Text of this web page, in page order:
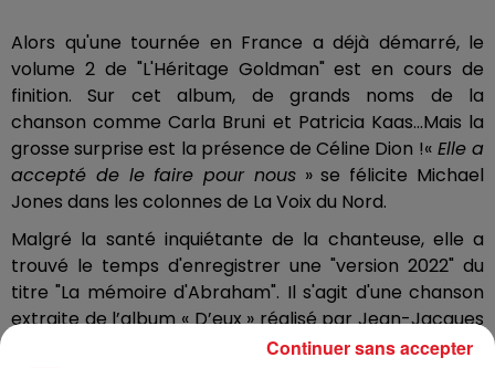
Alors qu'une tournée en France a déjà démarré, le
volume 2 de "L'Héritage Goldman" est en cours de
finition. Sur cet album, de grands noms de la
chanson comme Carla Bruni et Patricia Kaas…Mais la
grosse surprise est la présence de Céline Dion !«Elle a
accepté de le faire pour nous» se félicite Michael
Jones dans les colonnes de La Voix du Nord.
Malgré la santé inquiétante de la chanteuse, elle a
trouvé le temps d'enregistrer une "version 2022" du
titre "La mémoire d'Abraham". Il s'agit d'une chanson
extraite de l’album « D’eux » réalisé par Jean-Jacques
Continuer sans accepter